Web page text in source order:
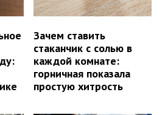
Зачем ставить
стаканчик с солью в
каждой комнате:
горничная показала
простую хитрость